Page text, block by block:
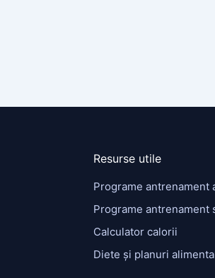
Resurse utile
Programe antrenament
Programe antrenament
Calculator calorii
Diete și planuri